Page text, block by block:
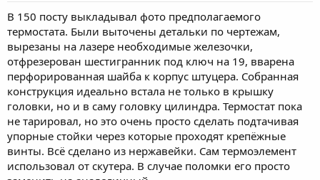
В 150 посту выкладывал фото предполагаемого
термостата. Были выточены детальки по чертежам,
вырезаны на лазере необходимые железочки,
отфрезерован шестигранник под ключ на 19, вварена
перфорированная шайба к корпус штуцера. Собранная
конструкция идеально встала не только в крышку
головки, но и в саму головку цилиндра. Термостат пока
не тарировал, но это очень просто сделать подтачивая
упорные стойки через которые проходят крепёжные
винты. Всё сделано из нержавейки. Сам термоэлемент
использовал от скутера. В случае поломки его просто